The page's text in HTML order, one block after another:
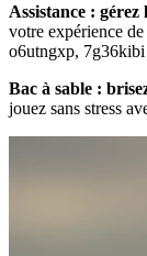
Assistance :
votre expérience
o6utngxp, 7g36kibi
Bac à sable :
jouez sans stress